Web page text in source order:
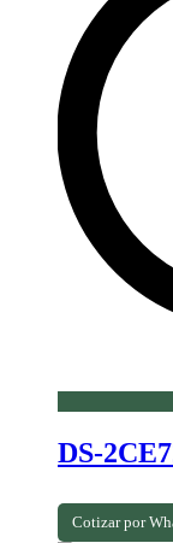
DS-
Cotizar por